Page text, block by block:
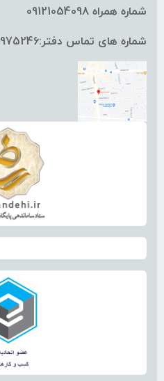
شماره همراه 09121054098
شماره های تماس دفتر:66975246-66975247-66961522